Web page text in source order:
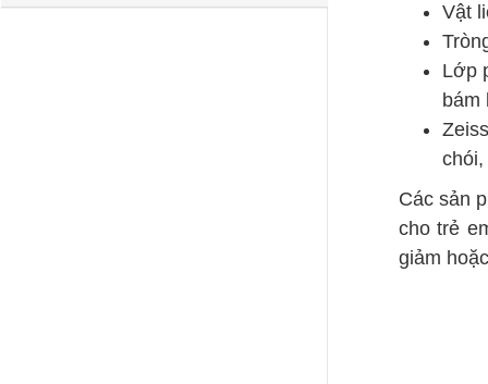
Vật
Lớp
bám
Các sản
cho trẻ
giảm